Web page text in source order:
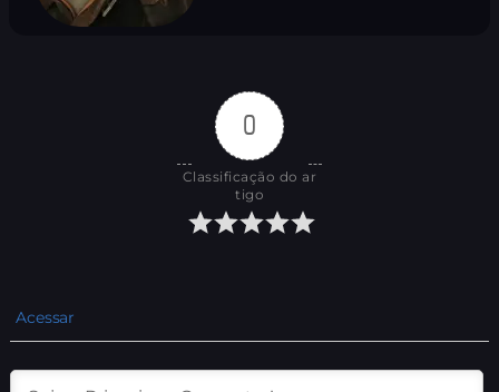
0
Classificação do ar
tigo
Acessar